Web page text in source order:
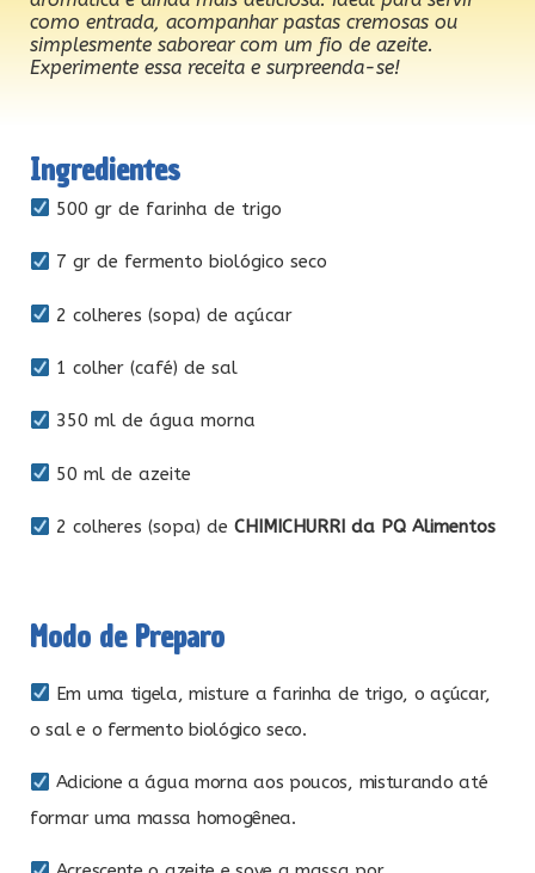
como entrada, acompanhar pastas cremosas ou
simplesmente saborear com um fio de azeite.
Experimente essa receita e surpreenda-se!
Ingredientes
500 gr de farinha de trigo
7 gr de fermento biológico seco
2 colheres (sopa) de açúcar
1 colher (café) de sal
350 ml de água morna
50 ml de azeite
2 colheres (sopa) deCHIMICHURRI da PQ Alimentos
Modo de Preparo
Em uma tigela, misture a farinha de trigo, o açúcar,
o sal e o fermento biológico seco.
Adicione a água morna aos poucos, misturando até
formar uma massa homogênea.